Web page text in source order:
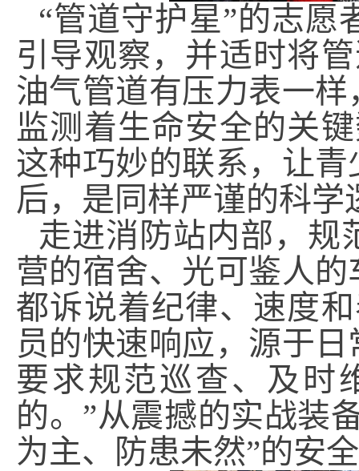
“管道守护星”的志愿
引导观察，并适时将
油气管道有压力表一
监测着生命安全的关
这种巧妙的联系，让
后，是同样严谨的科学
走进消防站内部，规
营的宿舍、光可鉴人
都诉说着纪律、速度
员的快速响应，源于
要求规范巡查、及时
的。”从震撼的实战装
为主、防患未然”的安